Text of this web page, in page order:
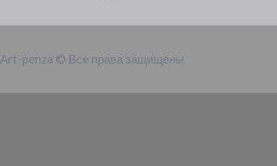
Art-penza © Все права защищены